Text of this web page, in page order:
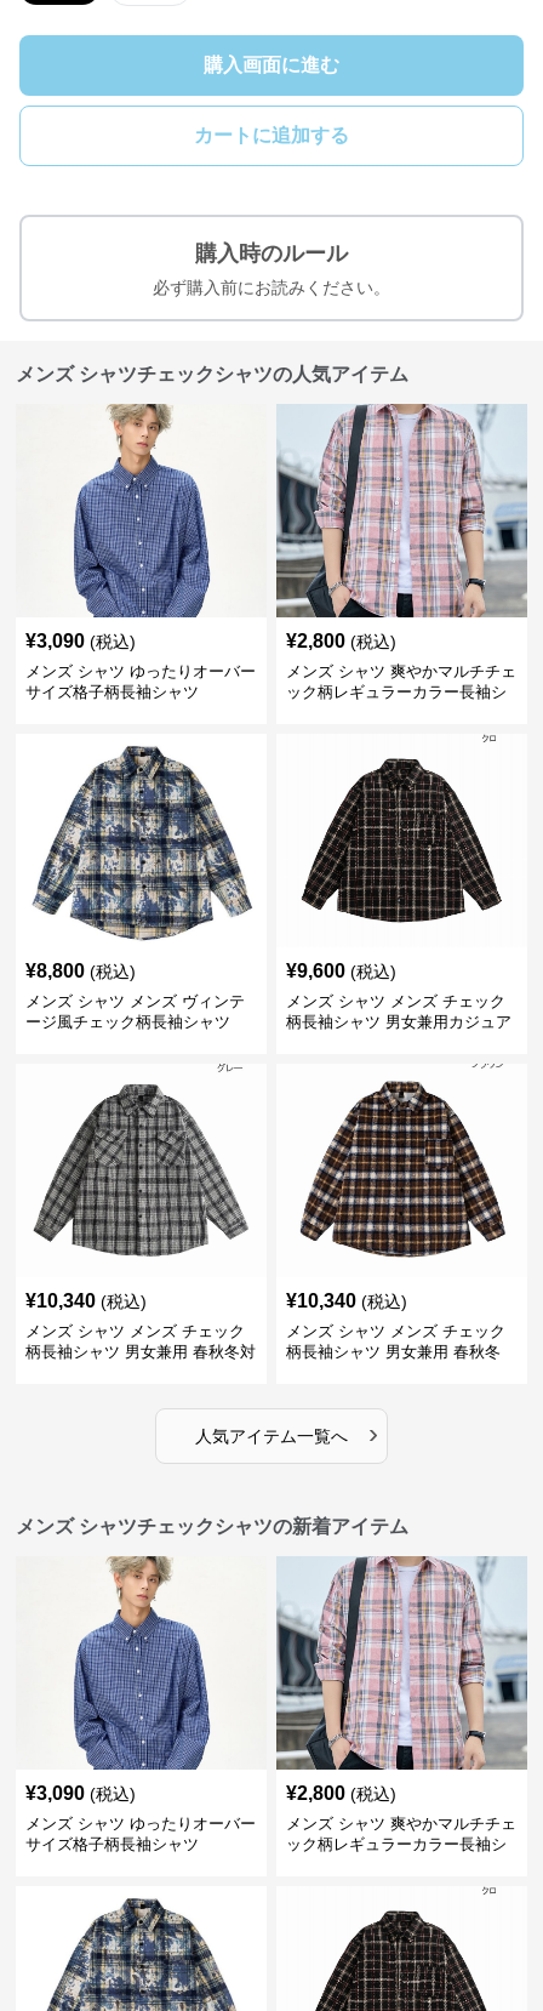
購入画面に進む
カートに追加する
購入時のルール
必ず購入前にお読みください。
メンズ シャツチェックシャツの人気アイテム
¥3,090 (税込)
メンズ シャツ ゆったりオーバー
サイズ格子柄長袖シャツ
¥2,800 (税込)
メンズ シャツ 爽やかマルチチェ
ック柄レギュラーカラー長袖シ
¥8,800 (税込)
メンズ シャツ メンズ ヴィンテ
ージ風チェック柄長袖シャツ
¥9,600 (税込)
メンズ シャツ メンズ チェック
柄長袖シャツ 男女兼用カジュア
¥10,340 (税込)
メンズ シャツ メンズ チェック
柄長袖シャツ 男女兼用 春秋冬対
¥10,340 (税込)
メンズ シャツ メンズ チェック
柄長袖シャツ 男女兼用 春秋冬
人気アイテム一覧へ ›
メンズ シャツチェックシャツの新着アイテム
¥3,090 (税込)
メンズ シャツ ゆったりオーバー
サイズ格子柄長袖シャツ
¥2,800 (税込)
メンズ シャツ 爽やかマルチチェ
ック柄レギュラーカラー長袖シ